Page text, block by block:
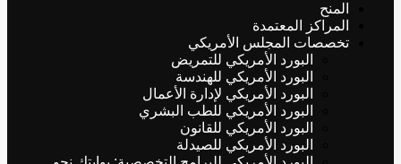
المنح
المراكز المعتمدة
تخصصات المجلس الأمريكي
البورد الأمريكي للتمريض
البورد الأمريكي للهندسة
البورد الأمريكي لإدارة الأعمال
البورد الأمريكي للطب البشري
البورد الأمريكي للقانون
البورد الأمريكي للصيدلة